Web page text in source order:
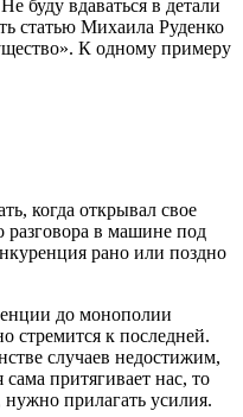
буду вдаваться в детали
статью Михаила Руденко
К одному примеру
когда открывал свое
разговора в машине под
рано или поздно
до монополии
стремится к последней.
случаев недостижим,
притягивает нас, то
прилагать усилия.